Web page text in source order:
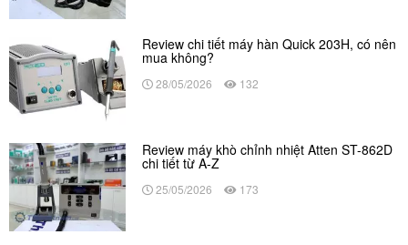
Review chi tiết máy hàn Quick 203H, có nên
mua không?
28/05/2026 132
Review máy khò chỉnh nhiệt Atten ST-862D
chi tiết từ A-Z
25/05/2026 173